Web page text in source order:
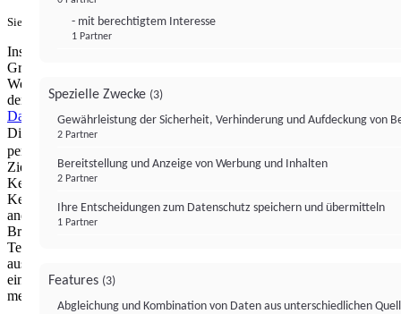
Sie haben ein PUR-Abo?Hier anmelden.
Institutional Money mit Werbung: Wir nutzen aus wirtschaftlichen
Gründen die Möglichkeit, unsere Webseite Dritten als digitalen
Werbeplatz zur Verfügung zu stellen. Über Verarbeitungen, die in
der Verantwortung von uns liegen, können Sie sich in unserer
Datenschutzerklärungnäher informieren.Zur Bereitstellung unserer
Dienste nutzen wir Technologien von
personalisierte Werbung, Messung von Werbeleistung und
Zielgruppenforschung. Cookies, Endgeräte- oder ähnliche Online-
Kennungen (z. B. login-basierte Kennungen, zufällig generierte
Kennungen, netzwerkbasierte Kennungen) können zusammen mit
anderen Informationen (z. B. Browsertyp und
Browserinformationen, Sprache, Bildschirmgröße, unterstützte
Technologien usw.) auf Ihrem Endgerät gespeichert oder von dort
ausgelesen werden, um es jedes Mal wiederzuerkennen, wenn es
eine App oder einer Webseite aufruft. Dies geschieht für einen oder
mehrere der hier aufgeführten Verarbeitungszwecke.
- mit berechtigtem Interesse
1 Partner
Spezielle Zwecke (3)
Gewährleistung der Sicherheit, Verhinderung und Aufdeckung von
2 Partner
Bereitstellung und Anzeige von Werbung und Inhalten
2 Partner
Ihre Entscheidungen zum Datenschutz speichern und übermitteln
1 Partner
Features (3)
Abgleichung und Kombination von Daten aus unterschiedlichen